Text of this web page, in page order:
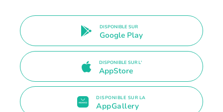
DISPONIBLE SUR
Google Play
DISPONIBLE SUR L'
AppStore
DISPONIBLE SUR LA
AppGallery